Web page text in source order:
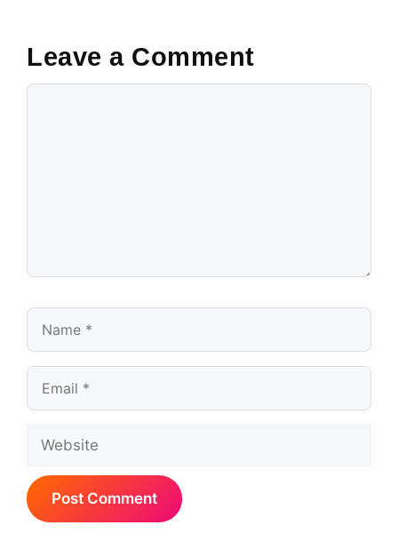
Leave a Comment
Comment
Name
Email
Website